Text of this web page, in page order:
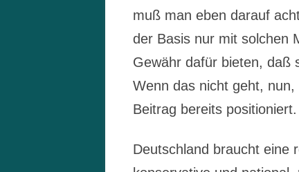
muß man eben darauf
der Basis nur mit solchen
Gewähr dafür bieten, daß
Wenn das nicht geht,
Beitrag bereits positioniert.
Deutschland braucht eine